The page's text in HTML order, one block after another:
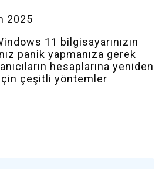
2025
11 bilgisayarınızın
panik yapmanıza gerek
hesaplarına yeniden
çeşitli yöntemler